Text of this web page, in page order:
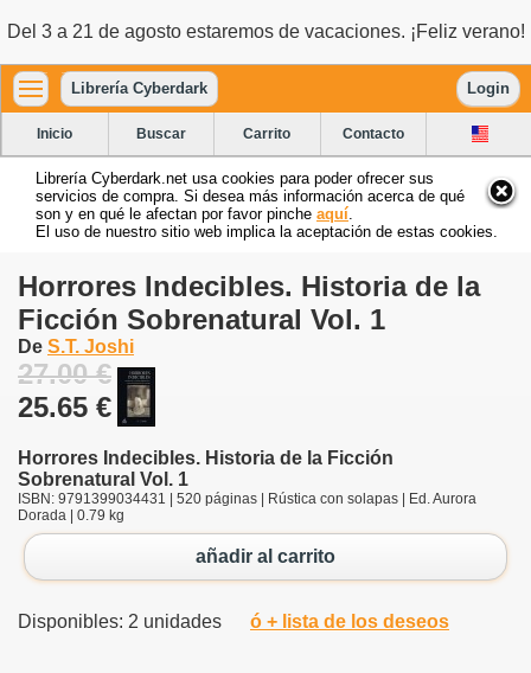
Del 3 a 21 de agosto estaremos de vacaciones. ¡Feliz verano!
Librería Cyberdark Login
Inicio Buscar Carrito Contacto
Librería Cyberdark.net usa cookies para poder ofrecer sus
servicios de compra. Si desea más información acerca de qué
son y en qué le afectan por favor pinche aquí
El uso de nuestro sitio web implica la aceptación de estas cookies.
Horrores Indecibles. Historia de la
Ficción Sobrenatural Vol. 1
De S.T. Joshi
27.00 €
25.65 €
Horrores Indecibles. Historia de la Ficción
Sobrenatural Vol. 1
ISBN: 9791399034431 | 520 páginas | Rústica con solapas | Ed. Aurora
Dorada | 0.79 kg
añadir al carrito
Disponibles: 2 unidades ó + lista de los deseos